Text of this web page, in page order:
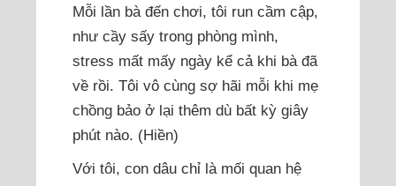
Mỗi lần bà đến chơi, tôi run cầm cập,
như cầy sấy trong phòng mình,
stress mất mấy ngày kể cả khi bà đã
về rồi. Tôi vô cùng sợ hãi mỗi khi mẹ
chồng bảo ở lại thêm dù bất kỳ giây
phút nào. (Hiền)
Với tôi, con dâu chỉ là mối quan hệ